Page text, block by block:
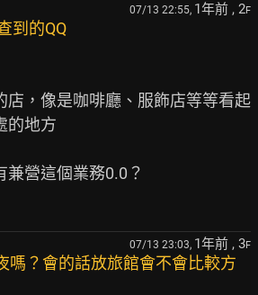
07/13 22:55, 1年前 , 2F
到的QQ
店，像是咖啡廳、服飾店等等看起
的地方
營這個業務0.0？
07/13 23:03, 1年前 , 3F
嗎？會的話放旅館會不會比較方